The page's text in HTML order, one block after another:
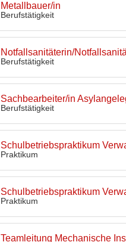
Metallbauer/in
Berufstätigkeit
Notfallsanitäterin/
Berufstätigkeit
Sachbearbeiter/in
Berufstätigkeit
Schulbetriebspraktikum
Praktikum
Schulbetriebspraktikum
Praktikum
Teamleitung Mechanische